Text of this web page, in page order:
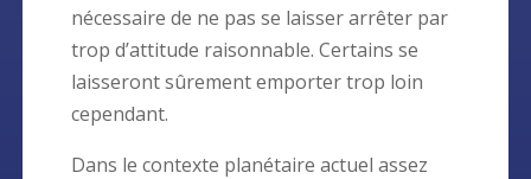
nécessaire de ne pas se laisser arrêter par
trop d’attitude raisonnable. Certains se
laisseront sûrement emporter trop loin
cependant.
Dans le contexte planétaire actuel assez